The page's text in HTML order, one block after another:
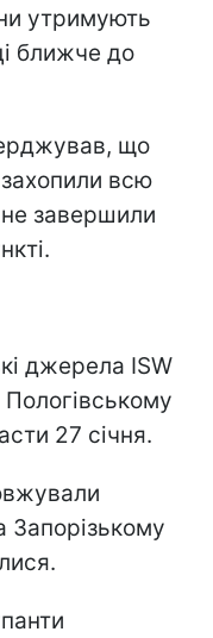
утримують
ближче до
що
захопили всю
завершили
джерела ISW
27 січня.
Запорізькому